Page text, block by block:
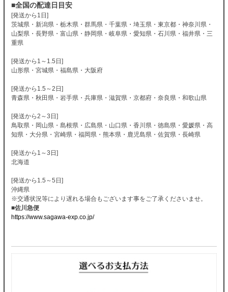
■全国の配達日目安
[発送から1日]
茨城県・新潟県・栃木県・群馬県・千葉県・埼玉県・東京都・神奈川県・
山梨県・長野県・富山県・静岡県・岐阜県・愛知県・石川県・福井県・三
重県
[発送から1～1.5日]
山形県・宮城県・福島県・大阪府
[発送から1.5～2日]
青森県・秋田県・岩手県・兵庫県・滋賀県・京都府・奈良県・和歌山県
[発送から2～3日]
鳥取県・岡山県・島根県・広島県・山口県・香川県・徳島県・愛媛県・高
知県・大分県・宮崎県・福岡県・熊本県・鹿児島県・佐賀県・長崎県
[発送から1～3日]
北海道
[発送から1.5～5日]
沖縄県
※交通状況等により遅れる場合もございます事をご了承くださいませ。
■佐川急便
https://www.sagawa-exp.co.jp/